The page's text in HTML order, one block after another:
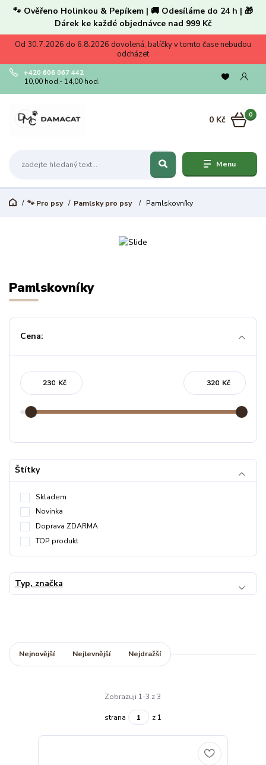
🐾 Ověřeno Holinkou & Pepíkem | 🚚 Odesíláme do 24 h | 🎁
Dárek ke každé objednávce nad 999 Kč
Od 30.7.2026 do 6.8.2026 dovolená, balíčky v tomto čase nebudou
odcházet
Menu
+420 606 067 442
10,00 hod.- 14,00 hod.
0
0 Kč
🐾 Pro psy Pamlsky pro psy Pamlskovníky
Pamlskovníky
Cena:
Kč Kč
Štítky
Skladem
Novinka
Doprava ZDARMA
TOP produkt
Typ, značka
Nejnovější Nejlevnější Nejdražší
Zobrazuji 1-3 z 3
strana z 1